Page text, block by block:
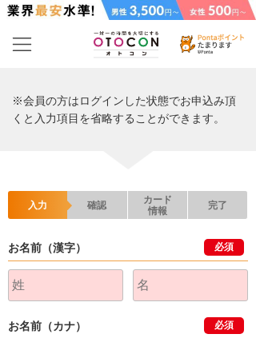
※会員の方はログインした状態でお申込み頂
くと入力項目を省略することができます。
入力 確認
カード
情報
完了
お名前（漢字） 必須
お名前（カナ） 必須